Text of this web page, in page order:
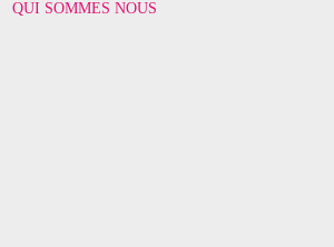
QUI SOMMES NOUS